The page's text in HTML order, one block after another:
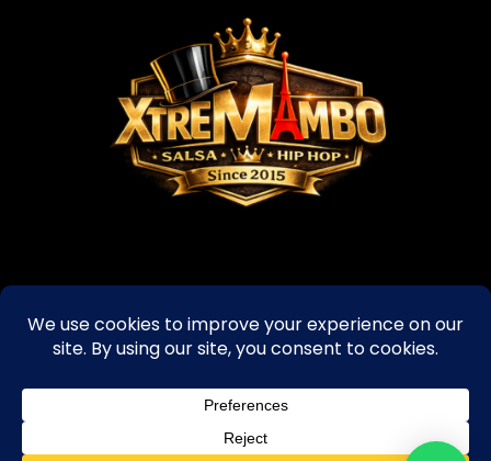
COURS DE DANSE
de L'Est, 75020 PARIS
Réserve ton cours